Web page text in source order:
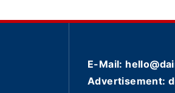
E-Mail:
Advertisement: